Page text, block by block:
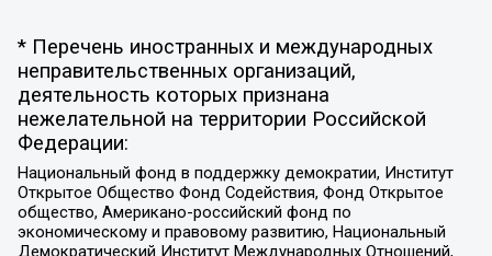
* Перечень иностранных и международных
неправительственных организаций,
деятельность которых признана
нежелательной на территории Российской
Федерации:
Национальный фонд в поддержку демократии, Институт
Открытое Общество Фонд Содействия, Фонд Открытое
общество, Американо-российский фонд по
экономическому и правовому развитию, Национальный
Демократический Институт Международных Отношений,